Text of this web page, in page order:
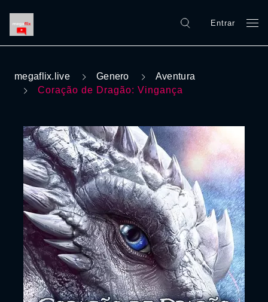
Entrar
megaflix.live Genero
Aventura
Coração de Dragão: Vingança